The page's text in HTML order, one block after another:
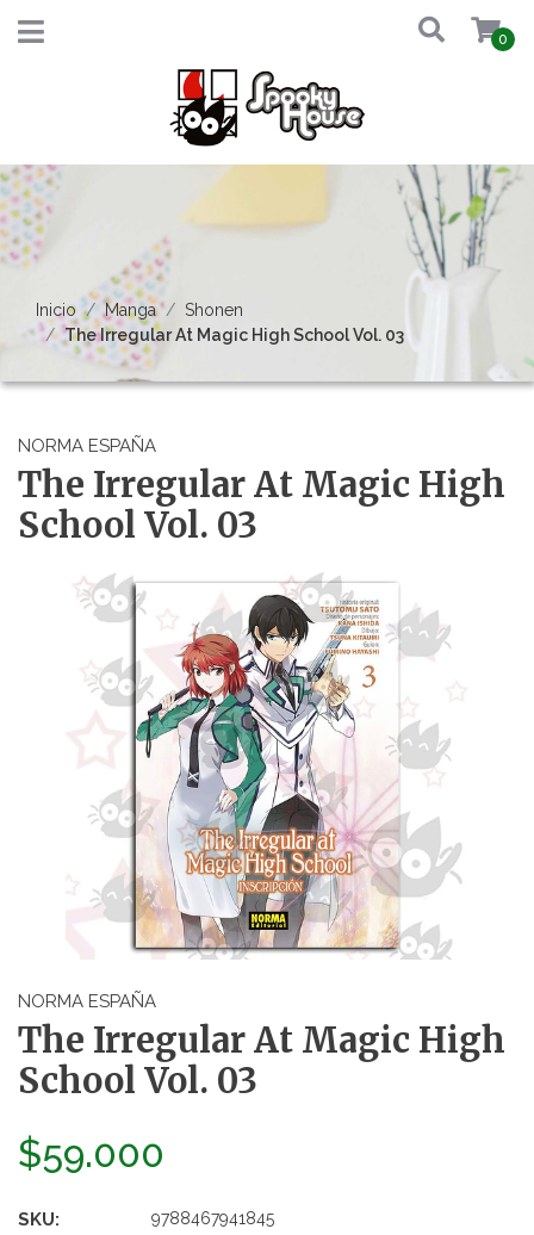
0
Inicio Manga
Shonen
The Irregular At Magic High School Vol. 03
NORMA ESPAÑA
The Irregular At Magic High
School Vol. 03
NORMA ESPAÑA
The Irregular At Magic High
School Vol. 03
$59.000
SKU: 9788467941845